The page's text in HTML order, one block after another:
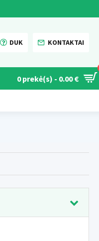
DUK KONTAKTAI
0 prekė(s) - 0.00 €